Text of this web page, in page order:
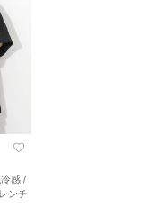
冷感 /
ンチ